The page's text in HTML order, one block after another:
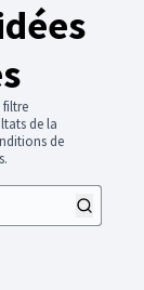
filtre
de la
de